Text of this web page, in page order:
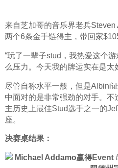
来自芝加哥的音乐界老兵
两个6条金手链得主，带回家
“玩了一辈子stud，我热爱这个
么压力。今天我的牌运实在是太
尽管自称水平一般，但是Albini
中面对的是非常强劲的对手。
主历史上最佳Stud选手之一的
座。
决赛桌结果：